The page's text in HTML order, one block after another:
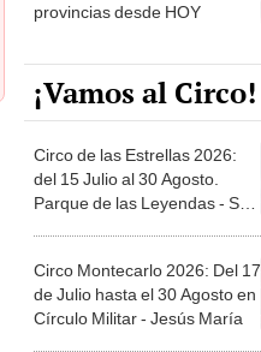
provincias desde HOY
¡Vamos al Circo!
Circo de las Estrellas 2026:
del 15 Julio al 30 Agosto.
Parque de las Leyendas - San
Circo Montecarlo 2026: Del 17
de Julio hasta el 30 Agosto en
Círculo Militar - Jesús María